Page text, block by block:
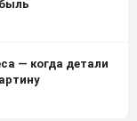
— когда детали